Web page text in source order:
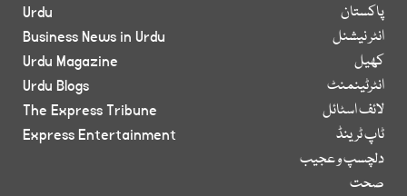
پاکستان
انٹر نیشنل
کھیل
انٹرٹینمنٹ
لائف اسٹائل
ٹاپ ٹرینڈ
دلچسپ و عجیب
صحت
Urdu
Business News in Urdu
Urdu Magazine
Urdu Blogs
The Express Tribune
Express Entertainment